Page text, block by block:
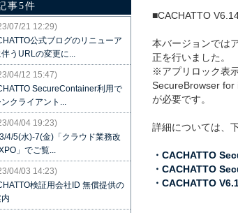
■CACHATTO
本バージョンでは
正を行いました。
※アプリロック表
SecureBrowser for
が必要です。
詳細については、
・CACHATTO
・CACHATTO
・CACHATTO
事5件
07/21 12:29)
公式ブログのリニューア
伴うURLの変更に...
04/12 15:47)
SecureContainer利用で
ンクライアント...
04/04 19:23)
4/5(水)-7(金)「クラウド業務改
」でご覧...
04/03 14:23)
検証用会社ID 無償提供の